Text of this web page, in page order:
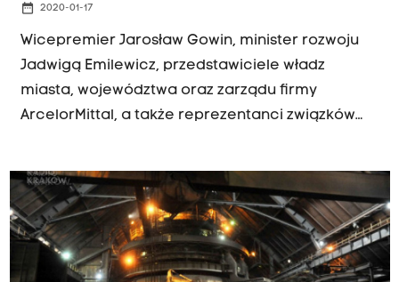
date_range 2020-01-17
Wicepremier Jarosław Gowin, minister rozwoju
Jadwigą Emilewicz, przedstawiciele władz
miasta, województwa oraz zarządu firmy
ArcelorMittal, a także reprezentanci związków
wszystkich opcji politycznych uczestniczyli w
spotkaniu zorganizowanym w formule okrągłego
stołu, na temat przyszłości huty ArcelorMittal w
Krakowie. Rozmowy odbywały się w krakowskim